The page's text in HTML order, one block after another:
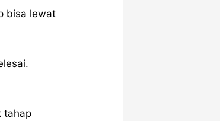
bisa lewat
tahap